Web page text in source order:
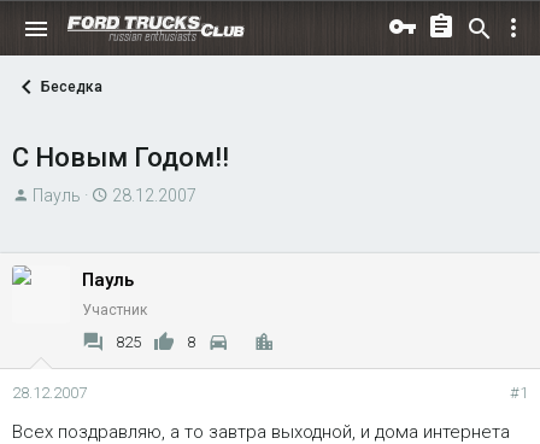
Беседка
С Новым Годом!!
А
Пауль
Д
а
ч
а
28.12.2007
Пауль
Участник
825 8
28.12.2007 #1
Всех поздравляю, а то завтра выходной, и дома интернета